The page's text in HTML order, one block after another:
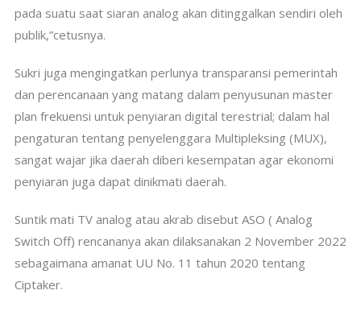
pada suatu saat siaran analog akan ditinggalkan sendiri oleh
publik,”cetusnya.
Sukri juga mengingatkan perlunya transparansi pemerintah
dan perencanaan yang matang dalam penyusunan master
plan frekuensi untuk penyiaran digital terestrial; dalam hal
pengaturan tentang penyelenggara Multipleksing (MUX),
sangat wajar jika daerah diberi kesempatan agar ekonomi
penyiaran juga dapat dinikmati daerah.
Suntik mati TV analog atau akrab disebut ASO ( Analog
Switch Off) rencananya akan dilaksanakan 2 November 2022
sebagaimana amanat UU No. 11 tahun 2020 tentang
Ciptaker.